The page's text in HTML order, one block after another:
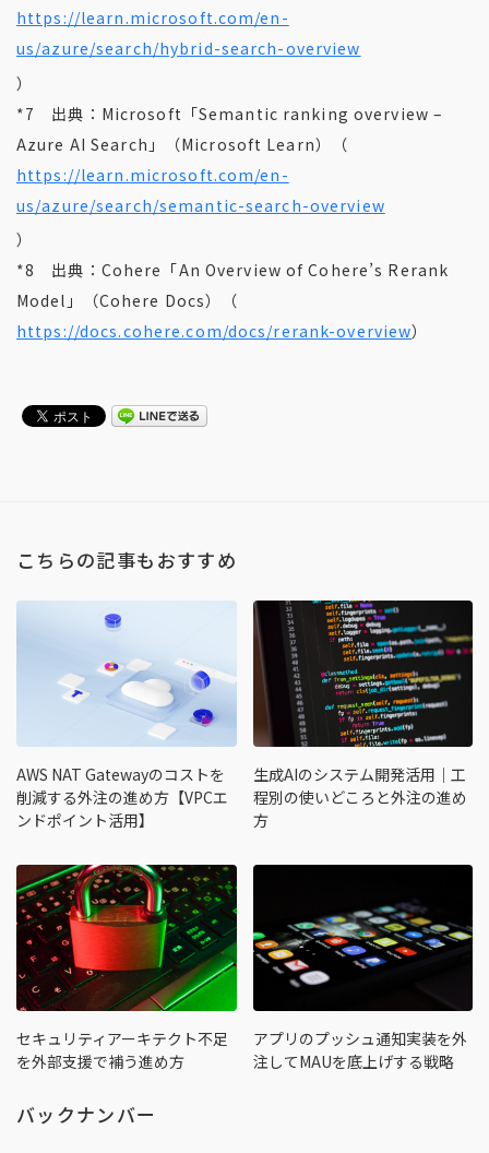
https://learn.microsoft.com/en-
us/azure/search/hybrid-search-overview
）
*7 出典：Microsoft「Semantic ranking overview –
Azure AI Search」（Microsoft Learn）（
https://learn.microsoft.com/en-
us/azure/search/semantic-search-overview
）
*8 出典：Cohere「An Overview of Cohere’s Rerank
Model」（Cohere Docs）（
https://docs.cohere.com/docs/rerank-overview）
こちらの記事もおすすめ
AWS NAT Gatewayのコストを
削減する外注の進め方【VPCエ
ンドポイント活用】
生成AIのシステム開発活用｜工
程別の使いどころと外注の進め
方
セキュリティアーキテクト不足
を外部支援で補う進め方
アプリのプッシュ通知実装を外
注してMAUを底上げする戦略
バックナンバー